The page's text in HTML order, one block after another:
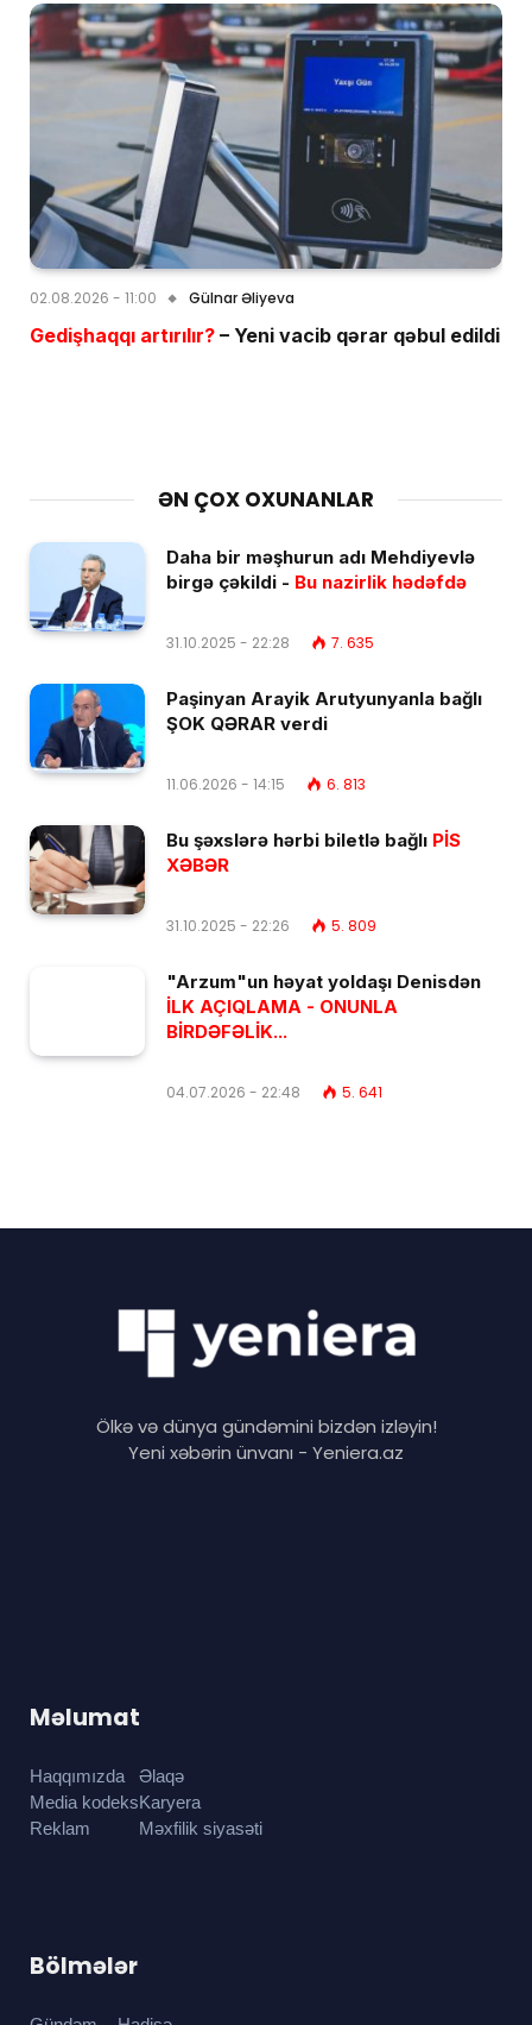
02.08.2026 - 11:00 Gülnar Əliyeva
Gedişhaqqı artırılır? – Yeni vacib qərar qəbul edildi
ƏN ÇOX OXUNANLAR
Daha bir məşhurun adı Mehdiyevlə
birgə çəkildi - Bu nazirlik hədəfdə
31.10.2025 - 22:28 7. 635
Paşinyan Arayik Arutyunyanla bağlı
ŞOK QƏRAR verdi
11.06.2026 - 14:15 6. 813
Bu şəxslərə hərbi biletlə bağlı PİS
XƏBƏR
31.10.2025 - 22:26 5. 809
"Arzum"un həyat yoldaşı Denisdən
İLK AÇIQLAMA - ONUNLA
BİRDƏFƏLİK...
04.07.2026 - 22:48 5. 641
Ölkə və dünya gündəmini bizdən izləyin!
Yeni xəbərin ünvanı - Yeniera.az
Məlumat
Haqqımızda
Media kodeks
Reklam
Əlaqə
Karyera
Məxfilik siyasəti
Bölmələr